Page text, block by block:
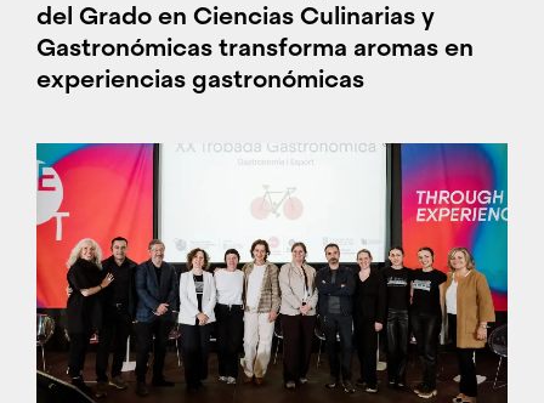
del Grado en Ciencias Culinarias y
Gastronómicas transforma aromas en
experiencias gastronómicas